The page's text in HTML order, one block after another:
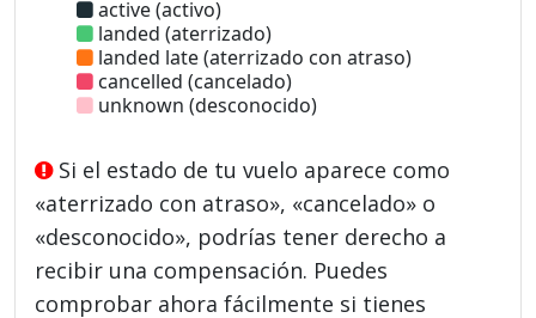
active (activo)
landed (aterrizado)
landed late (aterrizado con atraso)
cancelled (cancelado)
unknown (desconocido)
Si el estado de tu vuelo aparece como
«aterrizado con atraso», «cancelado» o
«desconocido», podrías tener derecho a
recibir una compensación. Puedes
comprobar ahora fácilmente si tienes